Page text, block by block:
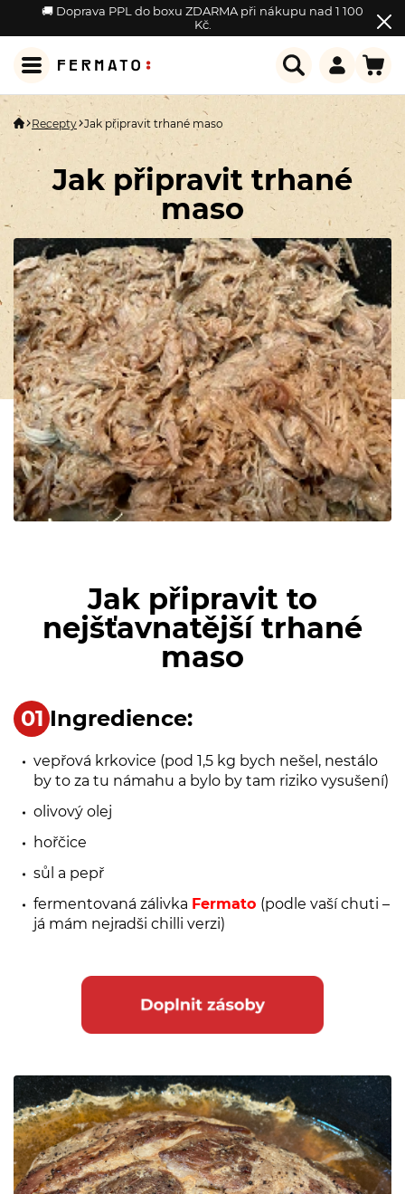
🚚 Doprava PPL do boxu ZDARMA při nákupu nad 1 100
Kč.
Recepty Jak připravit trhané maso
Jak připravit trhané
maso
Jak připravit to
nejšťavnatější trhané
maso
Ingredience:
vepřová krkovice (pod 1,5 kg bych nešel, nestálo
by to za tu námahu a bylo by tam riziko vysušení)
olivový olej
hořčice
sůl a pepř
fermentovaná zálivka Fermato (podle vaší chuti –
já mám nejradši chilli verzi)